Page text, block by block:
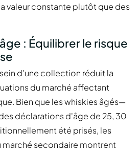
valeur constante plutôt que des
: Équilibrer le risque
d'une collection réduit la
du marché affectant
Bien que les whiskies âgés—
déclarations d'âge de 25, 30
été prisés, les
secondaire montrent